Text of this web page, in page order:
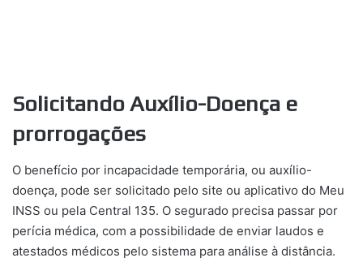
Solicitando Auxílio-Doença e
prorrogações
O benefício por incapacidade temporária, ou auxílio-
doença, pode ser solicitado pelo site ou aplicativo do Meu
INSS ou pela Central 135. O segurado precisa passar por
perícia médica, com a possibilidade de enviar laudos e
atestados médicos pelo sistema para análise à distância.